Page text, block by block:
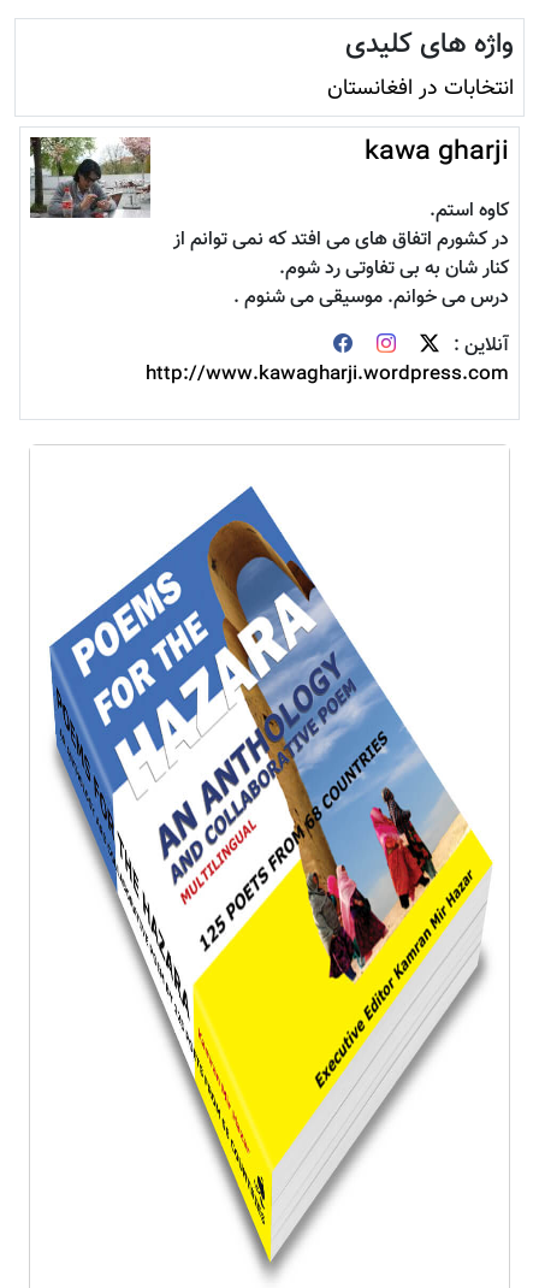
واژه های کلیدی
انتخابات در افغانستان
kawa gharji
کاوه استم.
در کشورم اتفاق های می افتد که نمی توانم از
کنار شان به بی تفاوتی رد شوم.
درس می خوانم. موسیقی می شنوم .
آنلاین :
http://www.kawagharji.wordpress.com